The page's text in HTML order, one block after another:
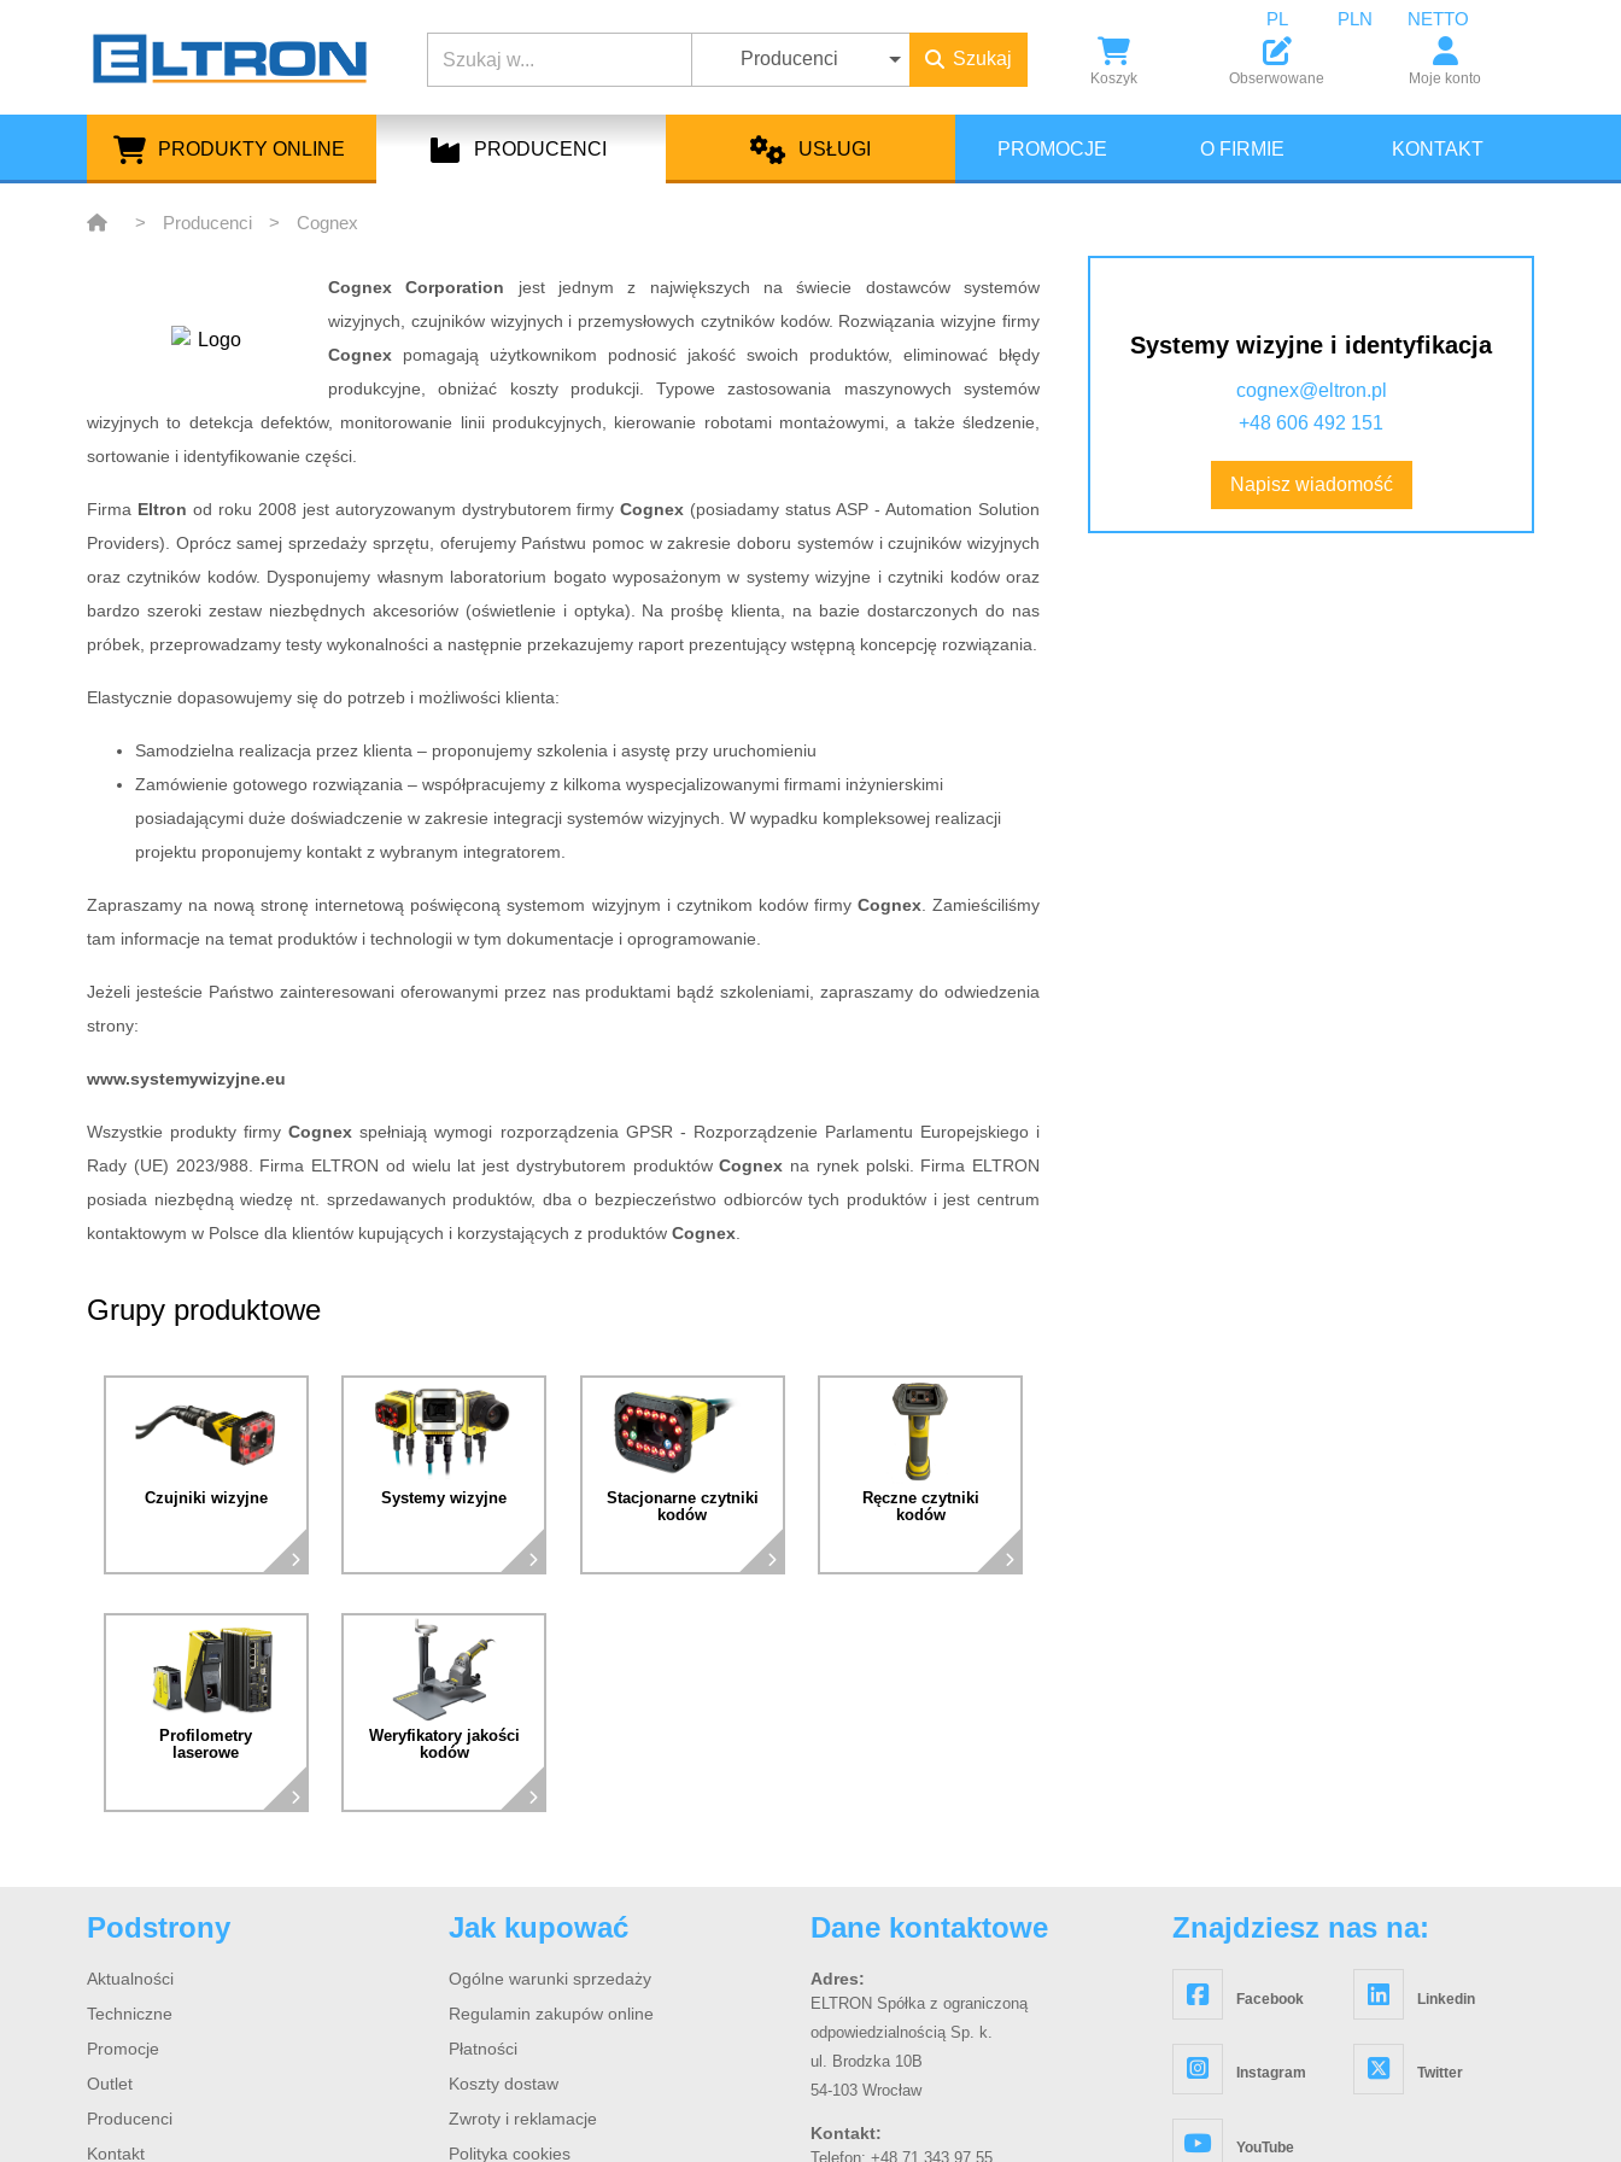
Producenci Szukaj
Koszyk Obserwowane Moje konto
PL PLN NETTO
PRODUKTY ONLINE PRODUCENCI USŁUGI PROMOCJE O FIRMIE KONTAKT
> Producenci > Cognex
Cognex Corporation jest jednym z największych na świecie dostawców systemów
wizyjnych, czujników wizyjnych i przemysłowych czytników kodów. Rozwiązania wizyjne firmy
Cognex pomagają użytkownikom podnosić jakość swoich produktów, eliminować błędy
produkcyjne, obniżać koszty produkcji. Typowe zastosowania maszynowych systemów
wizyjnych to detekcja defektów, monitorowanie linii produkcyjnych, kierowanie robotami montażowymi, a także śledzenie,
sortowanie i identyfikowanie części.
Firma Eltron od roku 2008 jest autoryzowanym dystrybutorem firmyCognex (posiadamy status ASP - Automation Solution
Providers). Oprócz samej sprzedaży sprzętu, oferujemy Państwu pomoc w zakresie doboru systemów i czujników wizyjnych
oraz czytników kodów. Dysponujemy własnym laboratorium bogato wyposażonym w systemy wizyjne i czytniki kodów oraz
bardzo szeroki zestaw niezbędnych akcesoriów (oświetlenie i optyka). Na prośbę klienta, na bazie dostarczonych do nas
próbek, przeprowadzamy testy wykonalności a następnie przekazujemy raport prezentujący wstępną koncepcję rozwiązania.
Elastycznie dopasowujemy się do potrzeb i możliwości klienta:
Samodzielna realizacja przez klienta – proponujemy szkolenia i asystę przy uruchomieniu
Zamówienie gotowego rozwiązania – współpracujemy z kilkoma wyspecjalizowanymi firmami inżynierskimi
posiadającymi duże doświadczenie w zakresie integracji systemów wizyjnych. W wypadku kompleksowej realizacji
projektu proponujemy kontakt z wybranym integratorem.
Zapraszamy na nową stronę internetową poświęconą systemom wizyjnym i czytnikom kodów firmy Cognex. Zamieściliśmy
tam informacje na temat produktów i technologii w tym dokumentacje i oprogramowanie.
Jeżeli jesteście Państwo zainteresowani oferowanymi przez nas produktami bądź szkoleniami, zapraszamy do odwiedzenia
strony:
www.systemywizyjne.eu
Wszystkie produkty firmyCognex spełniają wymogi rozporządzenia GPSR - Rozporządzenie Parlamentu Europejskiego i
Rady (UE) 2023/988. Firma ELTRON od wielu lat jest dystrybutorem produktówCognex na rynek polski. Firma ELTRON
posiada niezbędną wiedzę nt. sprzedawanych produktów, dba o bezpieczeństwo odbiorców tych produktów i jest centrum
kontaktowym w Polsce dla klientów kupujących i korzystających z produktów Cognex.
Grupy produktowe
Czujniki wizyjne Systemy wizyjne
Stacjonarne czytniki
kodów
Ręczne czytniki
kodów
Profilometry
laserowe
Weryfikatory jakości
kodów
Systemy wizyjne i identyfikacja
cognex@eltron.pl
+48 606 492 151
Napisz wiadomość
Podstrony
Aktualności
Techniczne
Promocje
Outlet
Producenci
Kontakt
Jak kupować
Ogólne warunki sprzedaży
Regulamin zakupów online
Płatności
Koszty dostaw
Zwroty i reklamacje
Polityka cookies
Dane kontaktowe
Adres:
ELTRON Spółka z ograniczoną
odpowiedzialnością Sp. k.
ul. Brodzka 10B
54-103 Wrocław
Kontakt:
Telefon: +48 71 343 97 55
Znajdziesz nas na:
Facebook Linkedin
Instagram Twitter
YouTube